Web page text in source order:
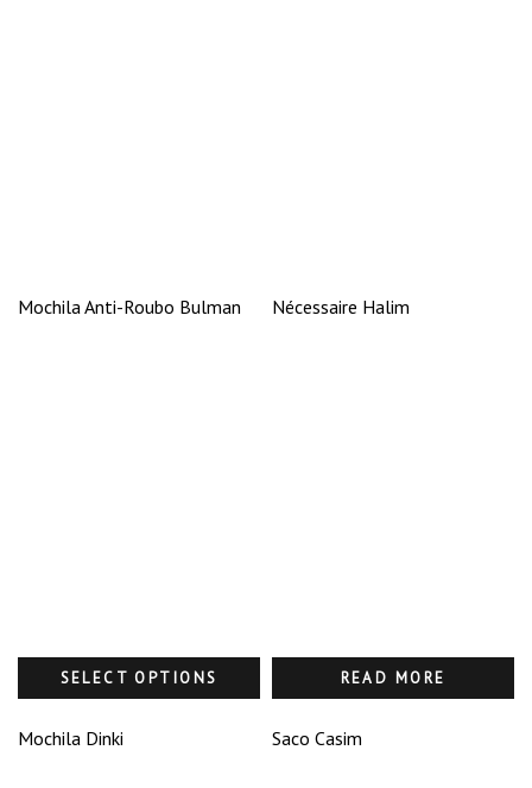
Mochila Anti-Roubo Bulman Nécessaire Halim
SELECT OPTIONS
Mochila Dinki
READ MORE
Saco Casim